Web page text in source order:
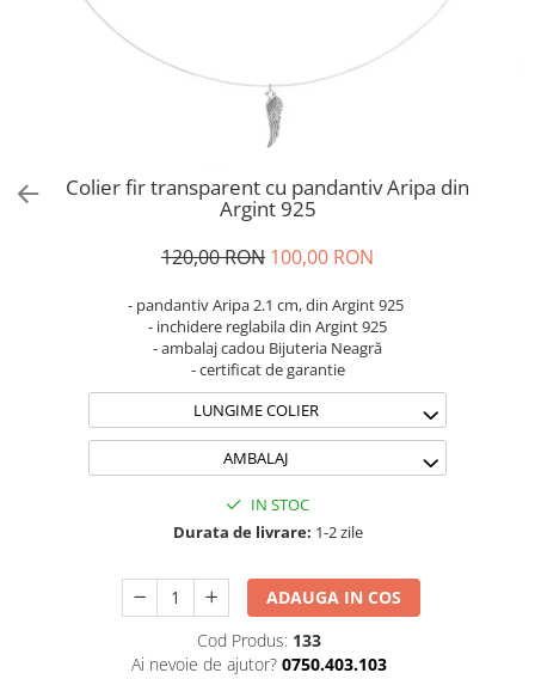
Coliere Transparente cu Cruce
Coliere Transparente cu Stea
Coliere Transparente cu Soare
Coliere Transparente cu Semilună
Coliere Transparente cu Initiale
Coliere Transparente cu Animale
Coliere Transparente cu Molecule
Coliere Transparente cu Pietre
Coliere Transparente Diverse
Lănțișoare cu Inimioare
Lănțișoare cu Cruce
Lănțișoare cu Soare
Lănțișoare cu Semilună
Lănțișoare cu Zodii
Lănțișoare cu Molecule
Brățări din Argint cu pietre
semiprețioase
Brățări elastice cu pietre
Colier fir transparent cu pandantiv Aripa din
Argint 925
120,00 RON 100,00 RON
- pandantiv Aripa 2.1 cm, din Argint 925
- inchidere reglabila din Argint 925
- ambalaj cadou Bijuteria Neagră
- certificat de garantie
LUNGIME COLIER
AMBALAJ
IN STOC
Durata de livrare: 1-2 zile
ADAUGA IN COS
Cod Produs: 133
Ai nevoie de ajutor? 0750.403.103